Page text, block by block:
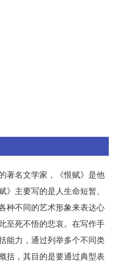
著名文学家，《恨赋》是他
主要写的是人生命短暂、
种不同的艺术形象来表达心
至死不悟的悲哀。在写作手
能力，通过列举多个不同类
括，其目的是要通过典型表